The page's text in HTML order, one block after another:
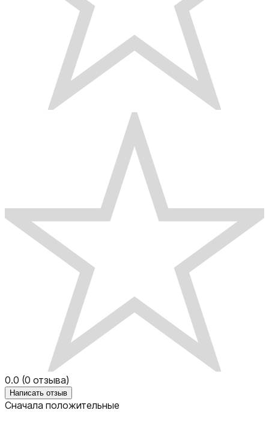
0.0 (0 отзыва)
Написать отзыв
Сначала положительные